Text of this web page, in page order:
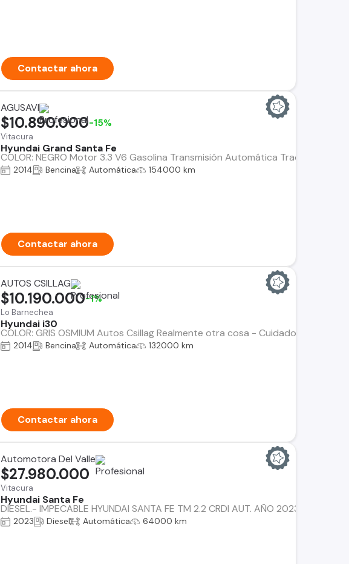
Contactar ahora
AGUSAVI
Vitacura
Hyundai Grand Santa Fe
COLOR: NEGRO Motor 3.3 V6 Gasolina Transmisión Automática Tracción
$10.890.000-15%
2014 Bencina Automática 154000 km
Contactar ahora
AUTOS CSILLAG
Lo Barnechea
Hyundai i30
COLOR: GRIS OSMIUM Autos Csillag Realmente otra cosa - Cuidado
$10.190.000-1%
2014 Bencina Automática 132000 km
Contactar ahora
Automotora Del Valle
Vitacura
Hyundai Santa Fe
DIESEL.- IMPECABLE HYUNDAI SANTA FE TM 2.2 CRDI AUT. AÑO 2023, 2
$27.980.000
2023 Diesel Automática 64000 km